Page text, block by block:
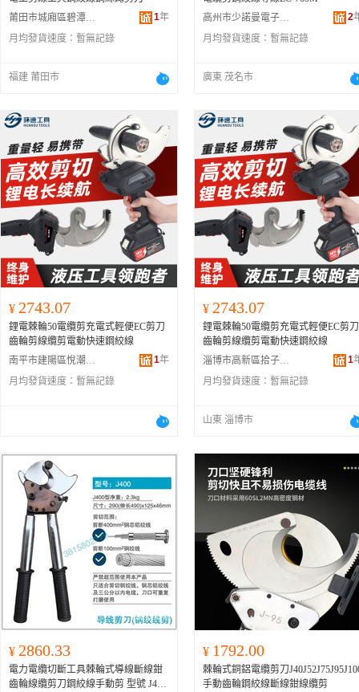
莆田市城廂區碧潭商貿有限公司
1年
月均發貨速度： 暫無記錄
福建 莆田市
高州市少諾曼電子商務商行
2
月均發貨速度： 暫無記錄
廣東 茂名市
¥ 2743.07
鋰電棘輪50電纜剪充電式輕便EC剪刀
齒輪剪線纜剪電動快速鋼絞線
南平市建陽區悅潮選百貨商行
1年
月均發貨速度： 暫無記錄
¥ 2743.07
鋰電棘輪50電纜剪充電式輕便EC剪刀
齒輪剪線纜剪電動快速鋼絞線
淄博市高新區拾子軒百貨商行
1
月均發貨速度： 暫無記錄
山東 淄博市
¥ 2860.33
電力電纜切斷工具棘輪式導線斷線鉗
齒輪線纜剪刀鋼絞線手動剪 型號 J400
¥ 1792.00
棘輪式銅鋁電纜剪刀
手動齒輪鋼絞線斷線鉗線纜剪